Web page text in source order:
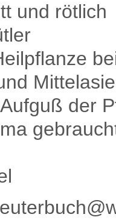
und rötlich
der